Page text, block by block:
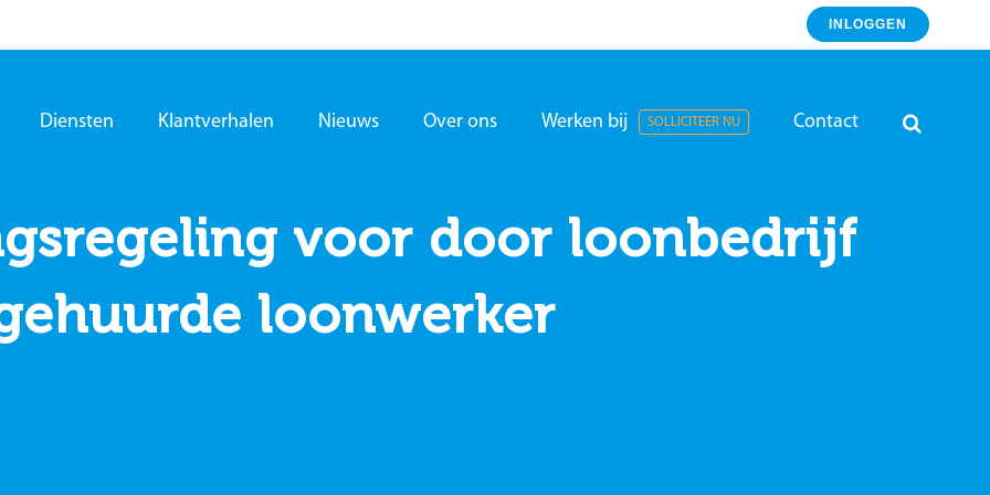
INLOGGEN
Diensten Klantverhalen Nieuws Over ons Werken bij SOLLICITEER NU Contact
voor door loonbedrijf
loonwerker